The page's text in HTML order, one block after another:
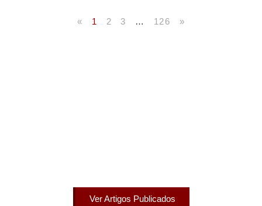
« 1 2 3 … 126 »
Ver Artigos Publicados